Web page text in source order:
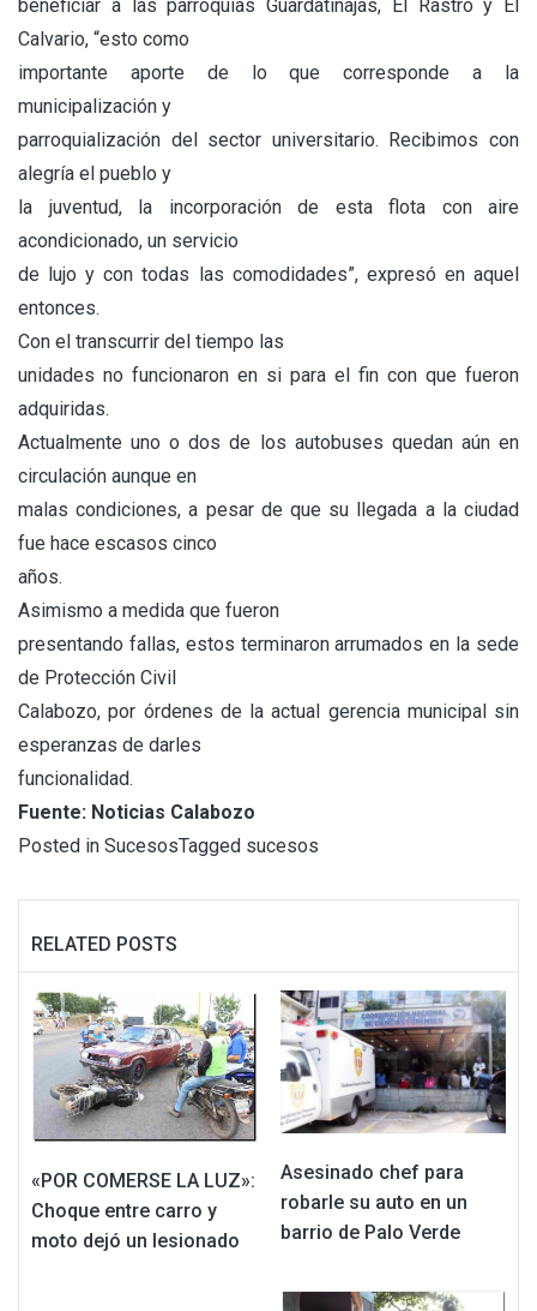
beneficiar a las parroquias Guardatinajas, El Rastro y El
Calvario, “esto como
importante aporte de lo que corresponde a la
municipalización y
parroquialización del sector universitario. Recibimos con
alegría el pueblo y
la juventud, la incorporación de esta flota con aire
acondicionado, un servicio
de lujo y con todas las comodidades”, expresó en aquel
entonces.
Con el transcurrir del tiempo las
unidades no funcionaron en si para el fin con que fueron
adquiridas.
Actualmente uno o dos de los autobuses quedan aún en
circulación aunque en
malas condiciones, a pesar de que su llegada a la ciudad
fue hace escasos cinco
años.
Asimismo a medida que fueron
presentando fallas, estos terminaron arrumados en la sede
de Protección Civil
Calabozo, por órdenes de la actual gerencia municipal sin
esperanzas de darles
funcionalidad.
Fuente: Noticias Calabozo
Posted in SucesosTagged sucesos
RELATED POSTS
«POR COMERSE LA LUZ»:
Choque entre carro y
moto dejó un lesionado
Asesinado chef para
robarle su auto en un
barrio de Palo Verde